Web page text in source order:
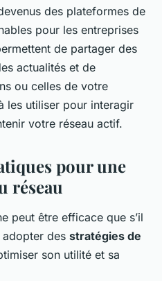
des plateformes de
pour les entreprises
de partager des
actualités et de
ou celles de votre
les utiliser pour interagir
votre réseau actif.
pour une
réseau
peut être efficace que s’il
des stratégies de
son utilité et sa